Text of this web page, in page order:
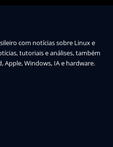
com notícias sobre Linux e
tutoriais e análises, também
Apple, Windows, IA e hardware.